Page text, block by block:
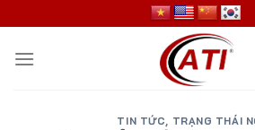
to
content
TIN TỨC, TRẠNG THÁI